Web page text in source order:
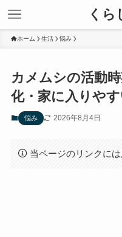
くら
ホーム 生活 悩み
カメムシの活動
化・家に入りや
悩み 2026年8月4日
当ページのリンクに